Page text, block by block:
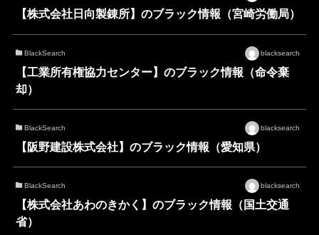
【株式会社日向製錬所】のブラック情報（宮崎労働局）
BlackSearch blacksearch
【工業所有権協力センター】のブラック情報（命令棄
却）
BlackSearch blacksearch
【阪野建設株式会社】のブラック情報（愛知県）
BlackSearch blacksearch
【株式会社あわのきかく】のブラック情報（国土交通
省）